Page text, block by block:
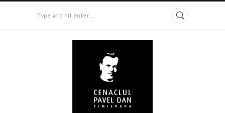
Type and hit enter...